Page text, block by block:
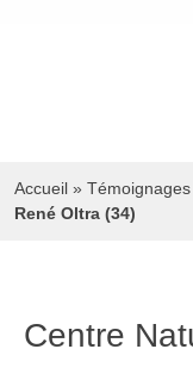
Accueil » Témoignages
René Oltra (34)
Centre